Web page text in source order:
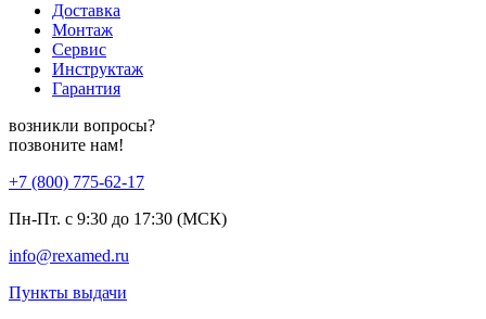
Доставка
Монтаж
Сервис
Инструктаж
Гарантия
возникли вопросы?
позвоните нам!
+7 (800) 775-62-17
Пн-Пт. с 9:30 до 17:30 (МСК)
info@rexamed.ru
Пункты выдачи